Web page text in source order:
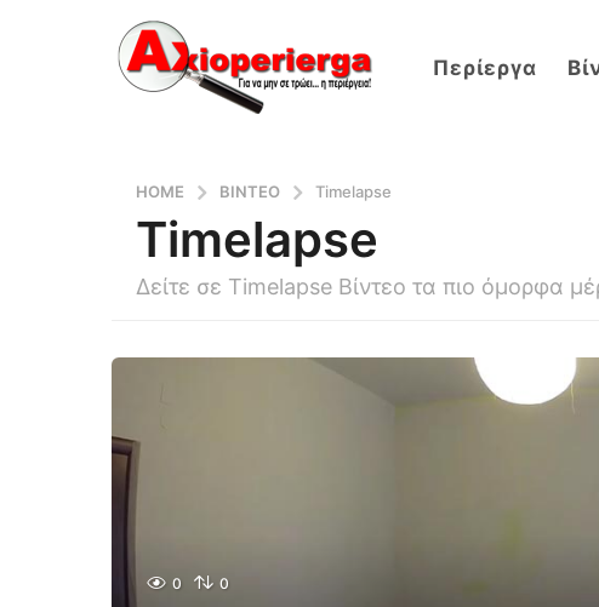
Περίεργα
HOME ΒΙΝΤΕΟ Timelapse
Timelapse
Δείτε σε Timelapse Βίντεο τα πιο όμορφα
0 0